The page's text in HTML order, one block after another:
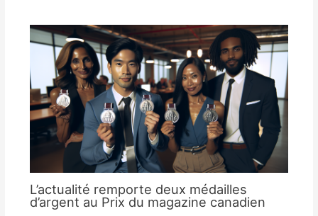
L’actualité remporte deux médailles
d’argent au Prix du magazine canadien